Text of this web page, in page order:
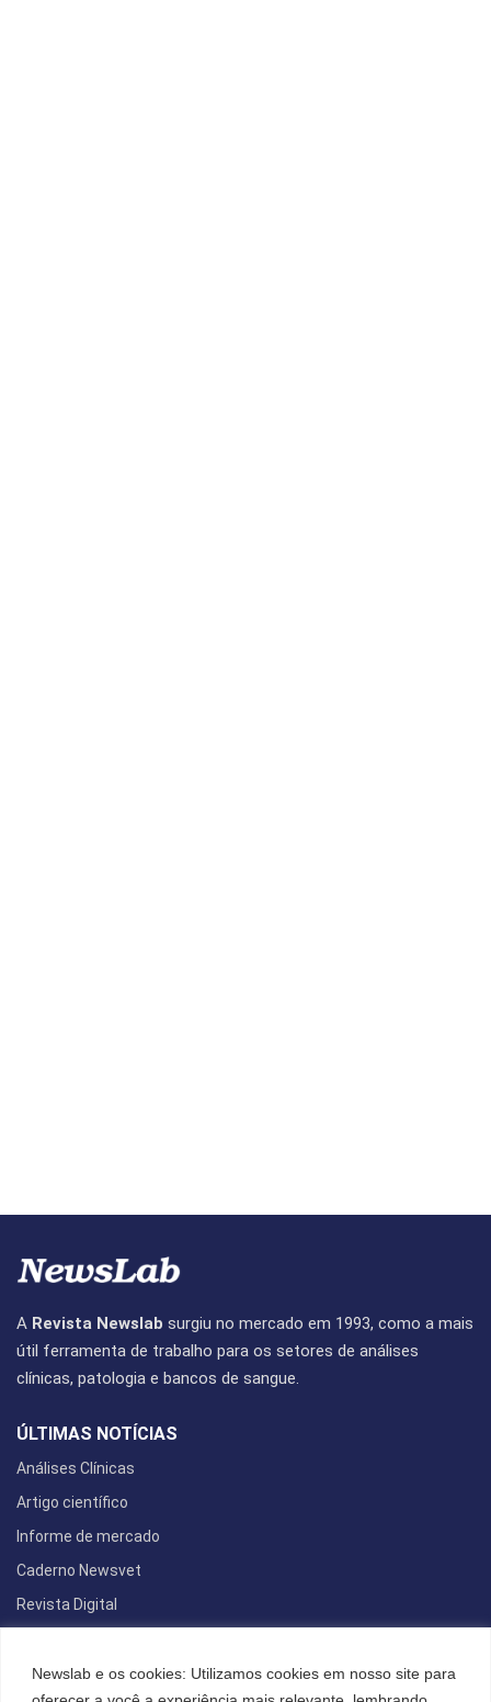
Newslab e os cookies: Utilizamos cookies em nosso site para
A Revista Newslab surgiu no mercado em 1993, como a mais
útil ferramenta de trabalho para os setores de análises
clínicas, patologia e bancos de sangue.
ÚLTIMAS NOTÍCIAS
Análises Clínicas
Artigo científico
Informe de mercado
Caderno Newsvet
Revista Digital